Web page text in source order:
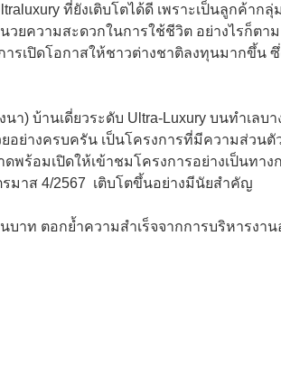
ที่ยังเติบโตได้ดี เพราะเป็นลูกค้ากลุ่
วยความสะดวกในการใช้ชีวิต อย่างไรก็ตาม
รเปิดโอกาสให้ชาวต่างชาติลงทุนมากขึ้น ซึ่
า) บ้านเดี่ยวระดับ Ultra-Luxury บนทำเลบา
อย่างครบครัน เป็นโครงการที่มีความส่วนตั
พร้อมเปิดให้เข้าชมโครงการอย่างเป็นทาง
มาส 4/2567 เติบโตขึ้นอย่างมีนัยสําคัญ
าท ตอกย้ำความสำเร็จจากการบริหารงาน